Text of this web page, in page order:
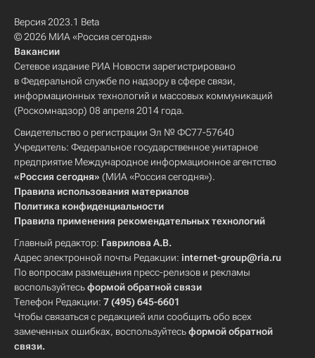
Версия 2023.1 Beta
© 2026 МИА «Россия сегодня»
Вакансии
Сетевое издание РИА Новости зарегистрировано
в Федеральной службе по надзору в сфере связи,
информационных технологий и массовых коммуникаций
(Роскомнадзор) 08 апреля 2014 года.
Свидетельство о регистрации Эл № ФС77-57640
Учредитель: Федеральное государственное унитарное
предприятие Международное информационное агентство
«Россия сегодня» (МИА «Россия сегодня»).
Правила использования материалов
Политика конфиденциальности
Правила применения рекомендательных технологий
Главный редактор: Гаврилова А.В.
Адрес электронной почты Редакции: internet-group@ria.ru
По вопросам размещения пресс-релизов и рекламы
воспользуйтесьформой обратной связи
Телефон Редакции: 7 (495) 645-6601
Чтобы связаться с редакцией или сообщить обо всех
замеченных ошибках, воспользуйтесьформой обратной
связи.